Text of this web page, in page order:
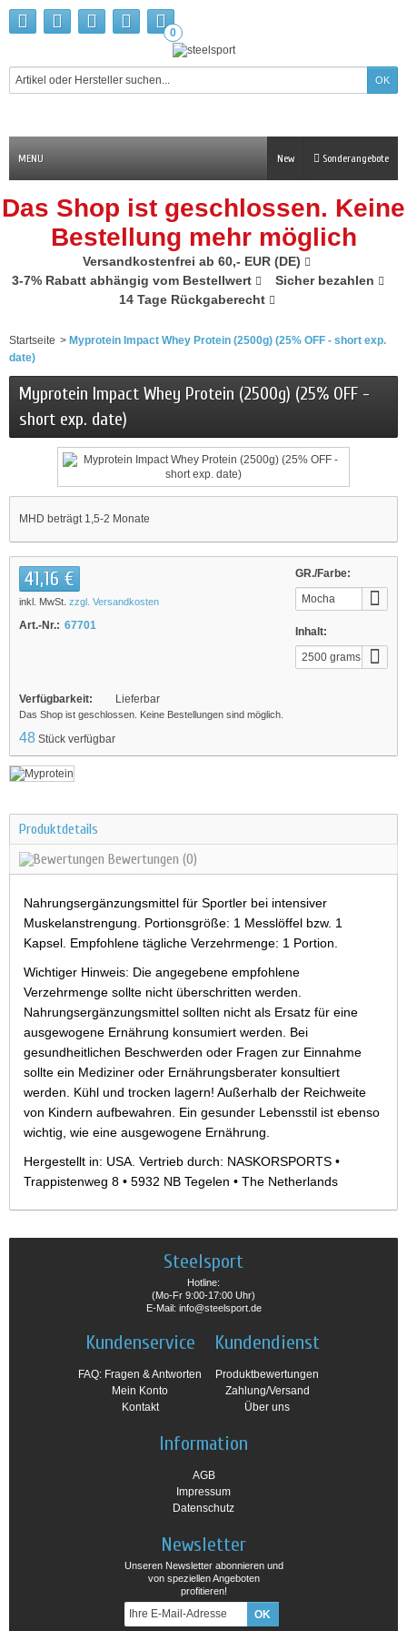
0
MENU Sonderangebote
New
Das Shop ist geschlossen. Keine
Bestellung mehr möglich
Versandkostenfrei ab 60,- EUR (DE)
3-7% Rabatt abhängig vom Bestellwert
Sicher bezahlen
14 Tage Rückgaberecht
Startseite > Myprotein Impact Whey Protein (2500g) (25% OFF - short exp.
date)
Myprotein Impact Whey Protein (2500g) (25% OFF -
short exp. date)
MHD beträgt 1,5-2 Monate
GR./Farbe:
Mocha
Inhalt:
2500 grams
41,16 €
inkl. MwSt. zzgl. Versandkosten
Art.-Nr.: 67701
Verfügbarkeit: Lieferbar
Das Shop ist geschlossen. Keine Bestellungen sind möglich.
48 Stück verfügbar
Produktdetails
Bewertungen (0)
Nahrungsergänzungsmittel für Sportler bei intensiver
Muskelanstrengung. Portionsgröße: 1 Messlöffel bzw. 1
Kapsel. Empfohlene tägliche Verzehrmenge: 1 Portion.
Wichtiger Hinweis: Die angegebene empfohlene
Verzehrmenge sollte nicht überschritten werden.
Nahrungsergänzungsmittel sollten nicht als Ersatz für eine
ausgewogene Ernährung konsumiert werden. Bei
gesundheitlichen Beschwerden oder Fragen zur Einnahme
sollte ein Mediziner oder Ernährungsberater konsultiert
werden. Kühl und trocken lagern! Außerhalb der Reichweite
von Kindern aufbewahren. Ein gesunder Lebensstil ist ebenso
wichtig, wie eine ausgewogene Ernährung.
Hergestellt in: USA. Vertrieb durch: NASKORSPORTS •
Trappistenweg 8 • 5932 NB Tegelen • The Netherlands
Steelsport
Hotline:
(Mo-Fr 9:00-17:00 Uhr)
E-Mail: info@steelsport.de
Kundenservice
FAQ: Fragen & Antworten
Mein Konto
Kontakt
Kundendienst
Produktbewertungen
Zahlung/Versand
Über uns
Information
AGB
Impressum
Datenschutz
Newsletter
Unseren Newsletter abonnieren und
von speziellen Angeboten
profitieren!